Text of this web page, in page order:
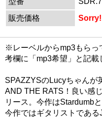
販売価格
※レーベルからmp3もらっ
考欄に「mp3希望」と記載
SPAZZYSのLucyちゃんが
AND THE RATS！良い感
リース。今作はStardumb
今作ではギタリストであ